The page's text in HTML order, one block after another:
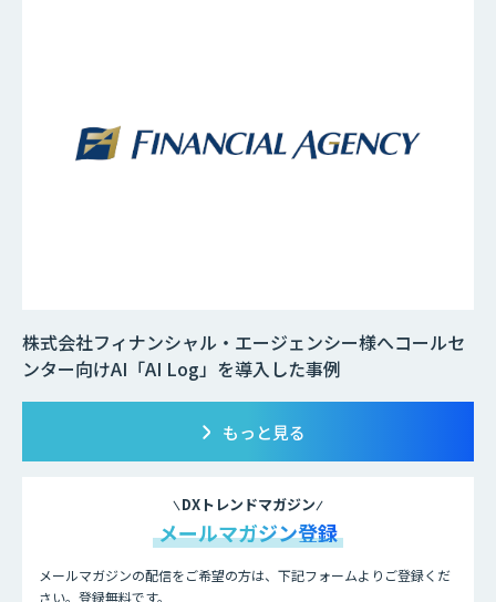
株式会社フィナンシャル・エージェンシー様へコールセ
ンター向けAI「AI Log」を導入した事例
もっと見る
DXトレンドマガジン
メールマガジン登録
メールマガジンの配信をご希望の方は、下記フォームよりご登録くだ
さい。登録無料です。